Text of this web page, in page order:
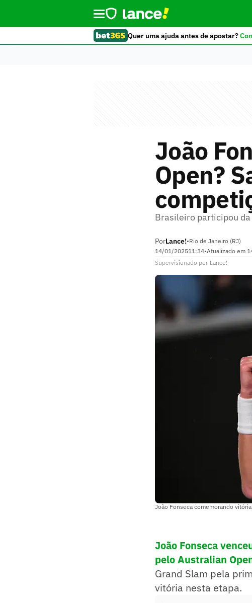
Quer uma ajuda antes de apostar?
João
Open?
Brasileiro participou
PorLance!•Rio de Janeiro (RJ)
14/01/202511:34•Atualizado em
Supervisionado por Lance!
João Fonseca comemorando
João Fonseca
pelo Australian
Grand Slam pela
vitória nesta etapa.